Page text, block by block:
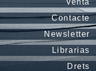
venta
Contacte
Newsletter
Librarias
Drets